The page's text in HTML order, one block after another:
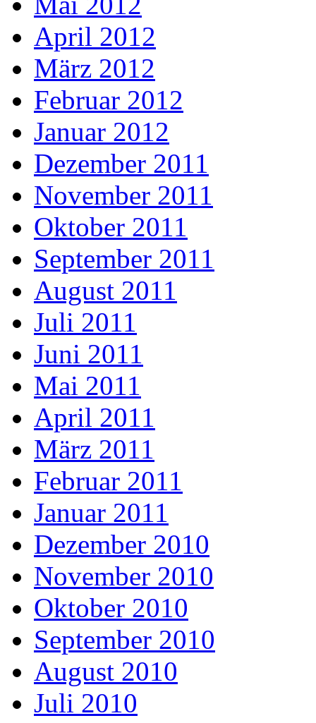
April 2012
März 2012
Februar 2012
Januar 2012
Dezember 2011
November 2011
Oktober 2011
September 2011
August 2011
Juli 2011
Juni 2011
Mai 2011
April 2011
März 2011
Februar 2011
Januar 2011
Dezember 2010
November 2010
Oktober 2010
September 2010
August 2010
Juli 2010